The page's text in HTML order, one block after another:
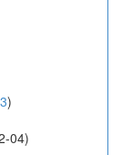
)
04)